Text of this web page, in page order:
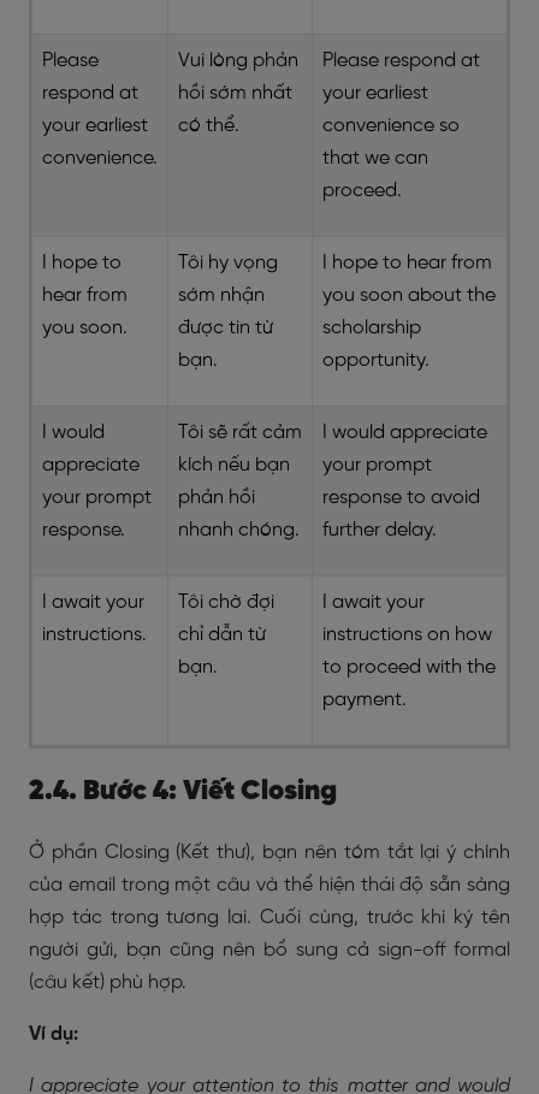
Please
respond at
your earliest
convenience.
Vui lòng phản
hồi sớm nhất
có thể.
Please respond at
your earliest
convenience so
that we can
proceed.
I hope to
hear from
you soon.
Tôi hy vọng
sớm nhận
được tin từ
bạn.
I hope to hear from
you soon about the
scholarship
opportunity.
I would
appreciate
your prompt
response.
Tôi sẽ rất cảm
kích nếu bạn
phản hồi
nhanh chóng.
I would appreciate
your prompt
response to avoid
further delay.
I await your
instructions.
Tôi chờ đợi
chỉ dẫn từ
bạn.
I await your
instructions on how
to proceed with the
payment.
2.4. Bước 4: Viết Closing
Ở phần Closing (Kết thư), bạn nên tóm tắt lại ý chính
của email trong một câu và thể hiện thái độ sẵn sàng
hợp tác trong tương lai. Cuối cùng, trước khi ký tên
người gửi, bạn cũng nên bổ sung cả sign-off formal
(câu kết) phù hợp.
Ví dụ:
I appreciate your attention to this matter and would